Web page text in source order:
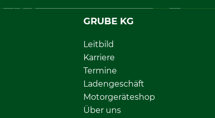
GRUBE KG
Leitbild
Karriere
Termine
Ladengeschäft
Motorgeräteshop
Über uns